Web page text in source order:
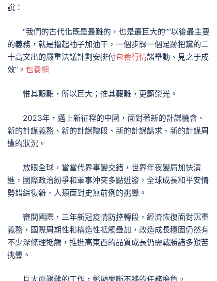
說：
“我們的古代化既是最難的，也是最巨大的”“以後最主要
的義務，就是擼起袖子加油干，一個步驟一個足跡把黨的二
十高文出的嚴重決議計劃安排付包養行情諸舉動、見之于成
效”。 包養網
惟其艱難，所以巨大；惟其艱難，更顯榮光。
2023年，邁上新征程的中國，面對著新的計謀機會、
新的計謀義務、新的計謀階段、新的計謀請求、新的計謀周
遭的狀況。
放眼全球，當當代界事變交錯，世界年夜變局加快演
進，國際政治紛爭和軍事沖突多點迸發，全球成長和平安情
勢錯綜復雜，人類面對史無前例的挑釁。
審閱國際，三年新冠疫情防控轉段，經濟恢復面對沉重
義務，國際周期性和構造性牴觸疊加，改造成長穩固仍然有
不少深條理牴觸，推進高東西的品質成長仍需戰勝諸多艱苦
挑釁。
巨大而艱難的工作，彰顯果斷不移的任務擔負。